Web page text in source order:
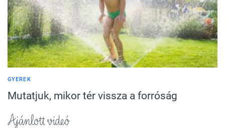
GYEREK
Mutatjuk, mikor tér vissza a forróság
Ajánlott videó